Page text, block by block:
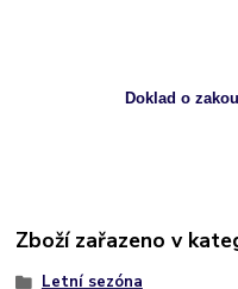
Doklad o
Zboží zařazeno v
Letní sezóna